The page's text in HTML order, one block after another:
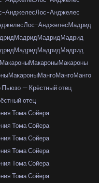
АнджелесЛос-Анджелес
Лос-АнджелесМадрид
МадридМадридМадрид
МадридМадридМадрид
МакароныМакароны
МакароныМангоМангоМанго
Пьюзо — Крёстный отец
отец
Тома Сойера
Тома Сойера
Тома Сойера
Тома Сойера
Тома Сойера
Тома Сойера